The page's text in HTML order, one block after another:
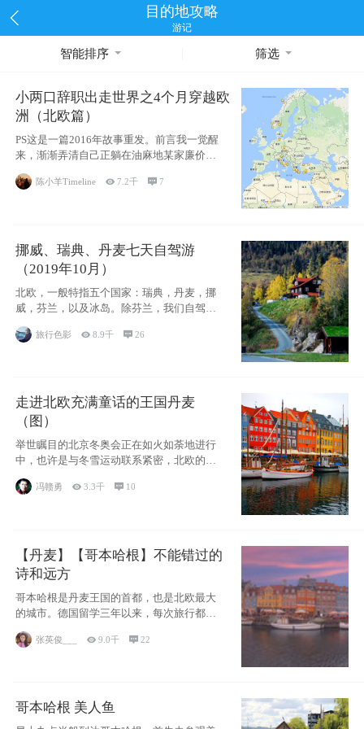
目的地攻略
游记
智能排序 筛选
小两口辞职出走世界之4个月穿越欧
洲（北欧篇）
PS这是一篇2016年故事重发。前言我一觉醒
来，渐渐弄清自己正躺在油麻地某家廉价宾
馆
陈小羊Timeline 7.2千 7
挪威、瑞典、丹麦七天自驾游
（2019年10月）
北欧，一般特指五个国家：瑞典，丹麦，挪
威，芬兰，以及冰岛。除芬兰，我们自驾游
旅行色影 8.9千 26
走进北欧充满童话的王国丹麦
（图）
举世瞩目的北京冬奥会正在如火如荼地进行
中，也许是与冬雪运动联系紧密，北欧的一
些国家因
冯赣勇 3.3千  10
【丹麦】【哥本哈根】不能错过的
诗和远方
哥本哈根是丹麦王国的首都，也是北欧最大
的城市。德国留学三年以来，每次旅行都是
张英俊___ 9.0千 22
哥本哈根 美人鱼